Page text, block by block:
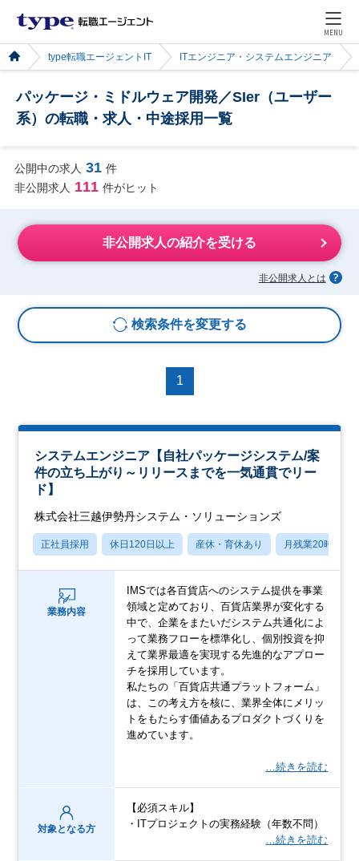
MENU
type転職エージェントIT ITエンジニア・システムエンジニア
パッケージ・ミドルウェア開発／SIer（ユーザー
系）の転職・求人・中途採用一覧
公開中の求人 31 件
非公開求人 111 件がヒット
非公開求人の紹介を受ける
非公開求人とは
検索条件を変更する
1
システムエンジニア【自社パッケージシステム/案
件の立ち上がり～リリースまでを一気通貫でリー
ド】
株式会社三越伊勢丹システム・ソリューションズ
正社員採用 休日120日以上 産休・育休あり 月残業20時間以
業務内容
IMSでは各百貨店へのシステム提供を事業
領域と定めており、百貨店業界が変化する
中で、企業をまたいだシステム共通化によ
って業務フローを標準化し、個別投資を抑
えて業界最適を実現する先進的なアプロー
チを採用しています。
私たちの「百貨店共通プラットフォーム」
は、この考え方を核に、業界全体にメリッ
トをもたらす価値あるプロダクトづくりを
進めています。
…続きを読む
対象となる方
【必須スキル】
・ITプロジェクトの実務経験（年数不問）
…続きを読む